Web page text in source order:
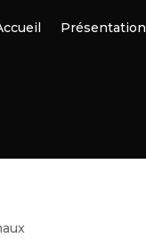
Présentation